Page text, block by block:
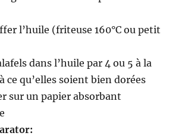
l’huile (friteuse 160°C ou petit
dans l’huile par 4 ou 5 à la
ce qu’elles soient bien dorées
sur un papier absorbant